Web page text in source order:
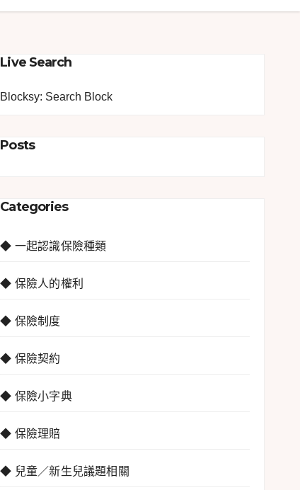
Live Search
Blocksy: Search Block
Posts
Categories
◆ 一起認識保險種類
◆ 保險人的權利
◆ 保險制度
◆ 保險契約
◆ 保險小字典
◆ 保險理賠
◆ 兒童／新生兒議題相關